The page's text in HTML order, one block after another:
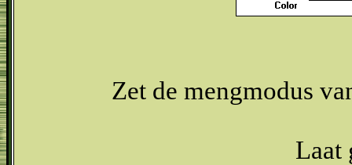
Zet de mengmodus
Laat